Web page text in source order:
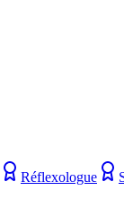
Réflexologue